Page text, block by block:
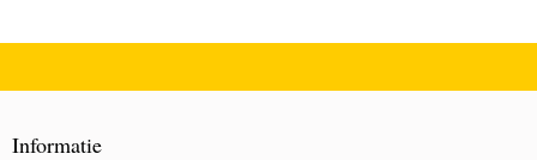
Informatie